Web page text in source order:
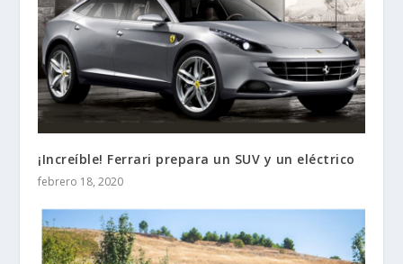
¡Increíble! Ferrari prepara un SUV y un eléctrico
febrero 18, 2020